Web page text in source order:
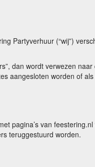
Partyverhuur (“wij”)
dan wordt verwezen
aangesloten worden of
pagina’s van
teruggestuurd worden.